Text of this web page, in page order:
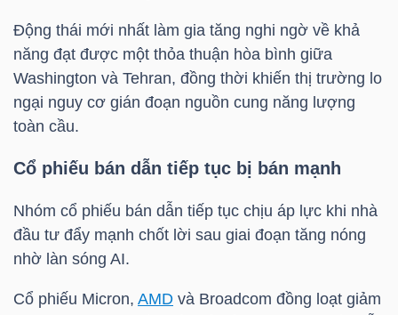
Động thái mới nhất làm gia tăng nghi ngờ về khả
năng đạt được một thỏa thuận hòa bình giữa
Washington và Tehran, đồng thời khiến thị trường lo
ngại nguy cơ gián đoạn nguồn cung năng lượng
toàn cầu.
Cổ phiếu bán dẫn tiếp tục bị bán mạnh
Nhóm cổ phiếu bán dẫn tiếp tục chịu áp lực khi nhà
đầu tư đẩy mạnh chốt lời sau giai đoạn tăng nóng
nhờ làn sóng AI.
Cổ phiếu Micron, AMD và Broadcom đồng loạt giảm
CỔ
PHIẾU
PHÁI
PHIẾU